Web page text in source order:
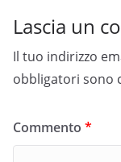
Lascia un
Il tuo indirizzo
obbligatori sono
Commento *